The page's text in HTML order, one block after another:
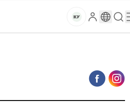
마
로
그
구
글
검
색